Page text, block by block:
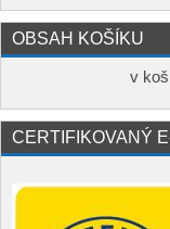
OBSAH KOŠÍKU
v
CERTIFIKOVANÝ